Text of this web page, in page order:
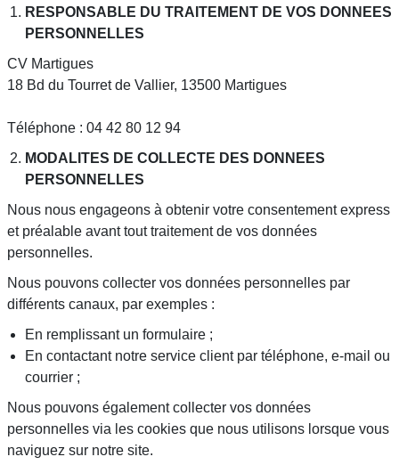
RESPONSABLE DU TRAITEMENT DE VOS DONNEES
PERSONNELLES
CV Martigues
18 Bd du Tourret de Vallier, 13500 Martigues
Téléphone : 04 42 80 12 94
MODALITES DE COLLECTE DES DONNEES
PERSONNELLES
Nous nous engageons à obtenir votre consentement express
et préalable avant tout traitement de vos données
personnelles.
Nous pouvons collecter vos données personnelles par
différents canaux, par exemples :
En remplissant un formulaire ;
En contactant notre service client par téléphone, e-mail ou
courrier ;
Nous pouvons également collecter vos données
personnelles via les cookies que nous utilisons lorsque vous
naviguez sur notre site.